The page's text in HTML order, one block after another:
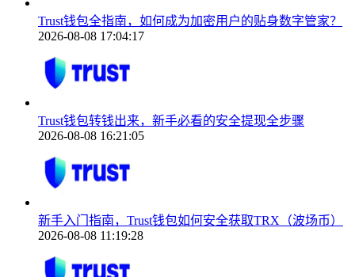
Trust钱包全指南，如何成为加密用户的贴身数字管家？
2026-08-08 17:04:17
Trust钱包转钱出来，新手必看的安全提现全步骤
2026-08-08 16:21:05
新手入门指南，Trust钱包如何安全获取TRX（波场币）
2026-08-08 11:19:28